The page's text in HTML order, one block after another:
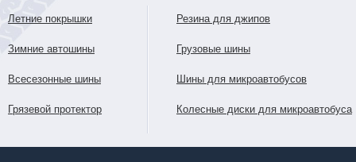
Летние покрышки
Зимние автошины
Всесезонные шины
Грязевой протектор
Резина для джипов
Грузовые шины
Шины для микроавтобусов
Колесные диски для микроавтобуса